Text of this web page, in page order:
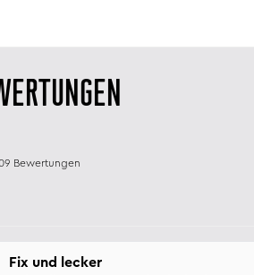
Bewertungen
Fix und lecker